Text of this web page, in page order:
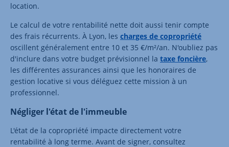
location.
Le calcul de votre rentabilité nette doit aussi tenir compte
des frais récurrents. À Lyon, les charges de copropriété
oscillent généralement entre 10 et 35 €/m²/an. N'oubliez pas
d'inclure dans votre budget prévisionnel la taxe foncière,
les différentes assurances ainsi que les honoraires de
gestion locative si vous déléguez cette mission à un
professionnel.
Négliger l'état de l'immeuble
L'état de la copropriété impacte directement votre
rentabilité à long terme. Avant de signer, consultez